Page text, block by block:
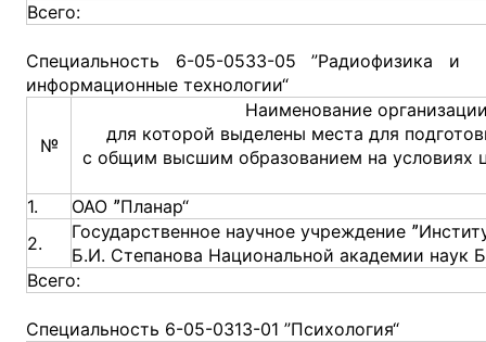
Всего:
Специальность 6-05-0533-05 ”Радиофизика и
информационные технологии“
№
Наименование
для которой выделены места для
с общим высшим образованием на условиях
1.
ОАО ˮПланар“
2.
Государственное научное учреждение
Б.И. Степанова Национальной академии наук
Всего:
Специальность 6-05-0313-01 ”Психология“